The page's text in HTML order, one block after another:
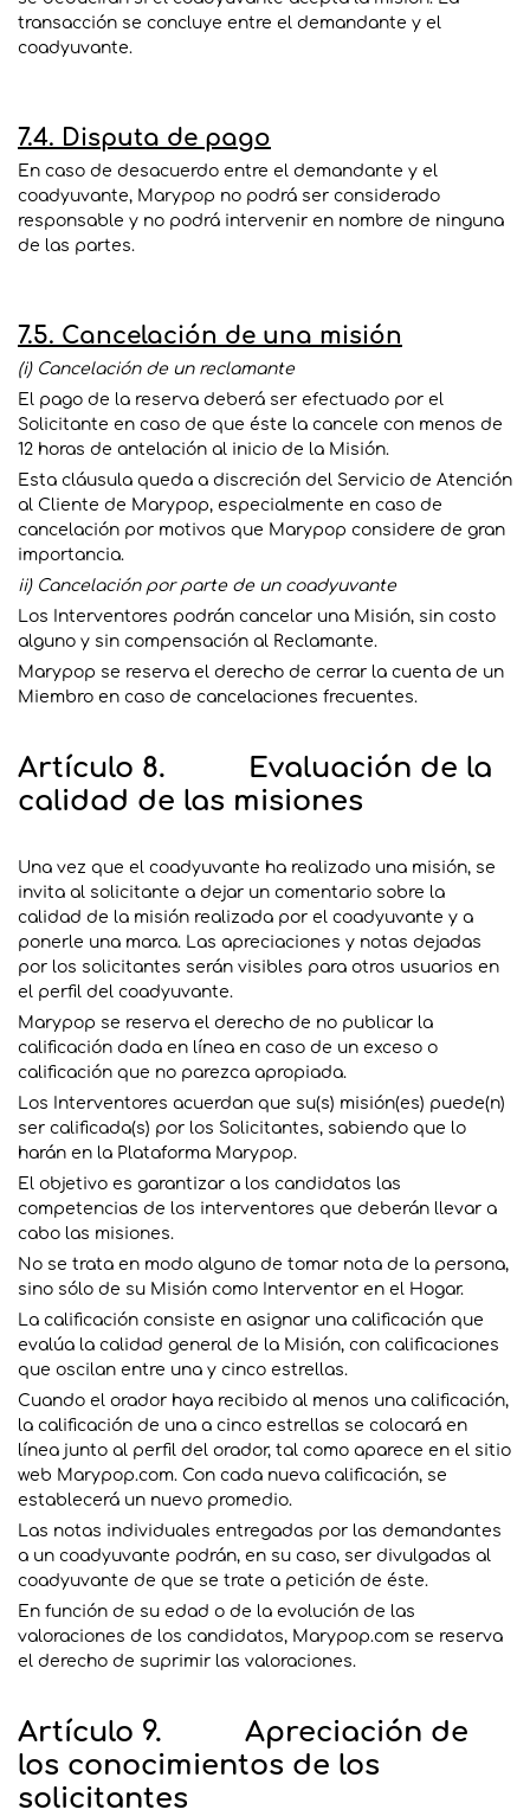
transacción se concluye entre el demandante y el
coadyuvante.
7.4. Disputa de pago
En caso de desacuerdo entre el demandante y el
coadyuvante, Marypop no podrá ser considerado
responsable y no podrá intervenir en nombre de ninguna
de las partes.
7.5. Cancelación de una misión
(i) Cancelación de un reclamante
El pago de la reserva deberá ser efectuado por el
Solicitante en caso de que éste la cancele con menos de
12 horas de antelación al inicio de la Misión.
Esta cláusula queda a discreción del Servicio de Atención
al Cliente de Marypop, especialmente en caso de
cancelación por motivos que Marypop considere de gran
importancia.
ii) Cancelación por parte de un coadyuvante
Los Interventores podrán cancelar una Misión, sin costo
alguno y sin compensación al Reclamante.
Marypop se reserva el derecho de cerrar la cuenta de un
Miembro en caso de cancelaciones frecuentes.
Artículo 8. Evaluación de la
calidad de las misiones
Una vez que el coadyuvante ha realizado una misión, se
invita al solicitante a dejar un comentario sobre la
calidad de la misión realizada por el coadyuvante y a
ponerle una marca. Las apreciaciones y notas dejadas
por los solicitantes serán visibles para otros usuarios en
el perfil del coadyuvante.
Marypop se reserva el derecho de no publicar la
calificación dada en línea en caso de un exceso o
calificación que no parezca apropiada.
Los Interventores acuerdan que su(s) misión(es) puede(n)
ser calificada(s) por los Solicitantes, sabiendo que lo
harán en la Plataforma Marypop.
El objetivo es garantizar a los candidatos las
competencias de los interventores que deberán llevar a
cabo las misiones.
No se trata en modo alguno de tomar nota de la persona,
sino sólo de su Misión como Interventor en el Hogar.
La calificación consiste en asignar una calificación que
evalúa la calidad general de la Misión, con calificaciones
que oscilan entre una y cinco estrellas.
Cuando el orador haya recibido al menos una calificación,
la calificación de una a cinco estrellas se colocará en
línea junto al perfil del orador, tal como aparece en el sitio
web Marypop.com. Con cada nueva calificación, se
establecerá un nuevo promedio.
Las notas individuales entregadas por las demandantes
a un coadyuvante podrán, en su caso, ser divulgadas al
coadyuvante de que se trate a petición de éste.
En función de su edad o de la evolución de las
valoraciones de los candidatos, Marypop.com se reserva
el derecho de suprimir las valoraciones.
Artículo 9. Apreciación de
los conocimientos de los
solicitantes